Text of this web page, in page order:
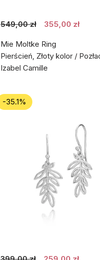
549,00 zł 355,00 zł
Mie Moltke Ring
Pierścień, Złoty kolor /
Izabel Camille
-35.1%